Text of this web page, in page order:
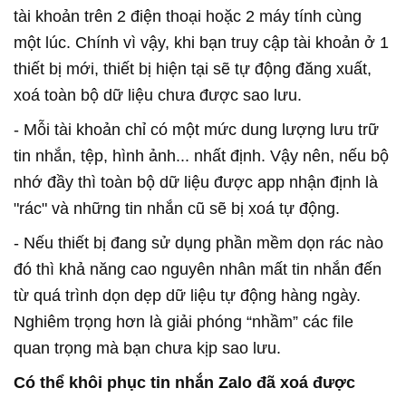
tài khoản trên 2 điện thoại hoặc 2 máy tính cùng
một lúc. Chính vì vậy, khi bạn truy cập tài khoản ở 1
thiết bị mới, thiết bị hiện tại sẽ tự động đăng xuất,
xoá toàn bộ dữ liệu chưa được sao lưu.
- Mỗi tài khoản chỉ có một mức dung lượng lưu trữ
tin nhắn, tệp, hình ảnh... nhất định. Vậy nên, nếu bộ
nhớ đầy thì toàn bộ dữ liệu được app nhận định là
"rác" và những tin nhắn cũ sẽ bị xoá tự động.
- Nếu thiết bị đang sử dụng phần mềm dọn rác nào
đó thì khả năng cao nguyên nhân mất tin nhắn đến
từ quá trình dọn dẹp dữ liệu tự động hàng ngày.
Nghiêm trọng hơn là giải phóng “nhầm” các file
quan trọng mà bạn chưa kịp sao lưu.
Có thể khôi phục tin nhắn Zalo đã xoá được